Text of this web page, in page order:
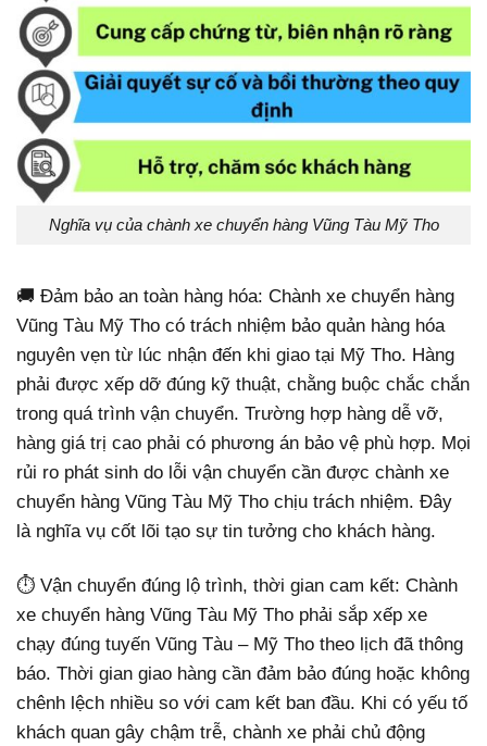
Nghĩa vụ của chành xe chuyển hàng Vũng Tàu Mỹ Tho
🚚 Đảm bảo an toàn hàng hóa: Chành xe chuyển hàng
Vũng Tàu Mỹ Tho có trách nhiệm bảo quản hàng hóa
nguyên vẹn từ lúc nhận đến khi giao tại Mỹ Tho. Hàng
phải được xếp dỡ đúng kỹ thuật, chằng buộc chắc chắn
trong quá trình vận chuyển. Trường hợp hàng dễ vỡ,
hàng giá trị cao phải có phương án bảo vệ phù hợp. Mọi
rủi ro phát sinh do lỗi vận chuyển cần được chành xe
chuyển hàng Vũng Tàu Mỹ Tho chịu trách nhiệm. Đây
là nghĩa vụ cốt lõi tạo sự tin tưởng cho khách hàng.
⏱️ Vận chuyển đúng lộ trình, thời gian cam kết: Chành
xe chuyển hàng Vũng Tàu Mỹ Tho phải sắp xếp xe
chạy đúng tuyến Vũng Tàu – Mỹ Tho theo lịch đã thông
báo. Thời gian giao hàng cần đảm bảo đúng hoặc không
chênh lệch nhiều so với cam kết ban đầu. Khi có yếu tố
khách quan gây chậm trễ, chành xe phải chủ động